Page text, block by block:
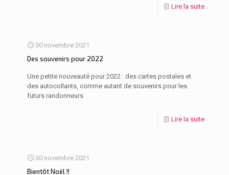
Lire la suite
30 novembre 2021
Des souvenirs pour 2022
Une petite nouveauté pour 2022 : des cartes postales et
des autocollants, comme autant de souvenirs pour les
futurs randonneurs
Lire la suite
30 novembre 2021
Bientôt Noël !!